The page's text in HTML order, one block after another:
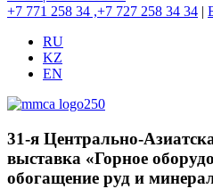
+7 771 258 34 ,+7 727 258 34 34 |
RU
KZ
EN
31-я Центрально-
выставка «Горное
обогащение руд и